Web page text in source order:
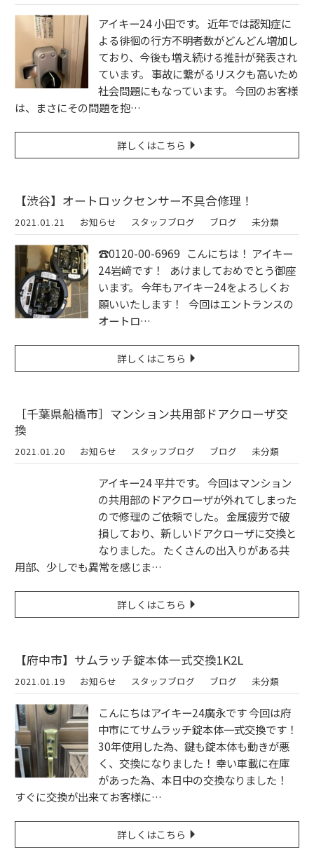
アイキー24 小田です。 近年では認知症に
よる徘徊の行方不明者数がどんどん増加し
ており、今後も増え続ける推計が発表され
ています。 事故に繋がるリスクも高いため
社会問題にもなっています。 今回のお客様
は、まさにその問題を抱…
詳しくはこちら
【渋谷】オートロックセンサー不具合修理！
2021.01.21 お知らせ スタッフブログ ブログ 未分類
☎︎0120-00-6969 こんにちは！ アイキー
24岩﨑です！ あけましておめでとう御座
います。 今年もアイキー24をよろしくお
願いいたします！ 今回はエントランスの
オートロ…
詳しくはこちら
［千葉県船橋市］マンション共用部ドアクローザ交
換
2021.01.20 お知らせ スタッフブログ ブログ 未分類
アイキー24 平井です。 今回はマンション
の共用部のドアクローザが外れてしまった
ので修理のご依頼でした。 金属疲労で破
損しており、新しいドアクローザに交換と
なりました。 たくさんの出入りがある共
用部、少しでも異常を感じま…
詳しくはこちら
【府中市】サムラッチ錠本体一式交換1K2L
2021.01.19 お知らせ スタッフブログ ブログ 未分類
こんにちはアイキー24廣永です 今回は府
中市にてサムラッチ錠本体一式交換です！
30年使用した為、鍵も錠本体も動きが悪
く、交換になりました！ 幸い車載に在庫
があった為、本日中の交換なりました！
すぐに交換が出来てお客様に…
詳しくはこちら